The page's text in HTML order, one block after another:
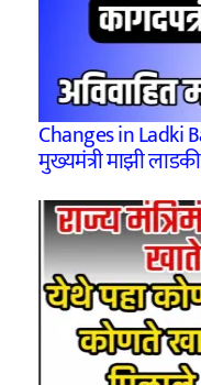
Changes in Ladki
मुख्यमंत्री माझी